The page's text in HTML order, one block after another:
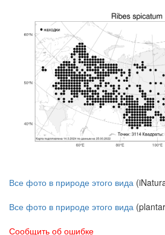
Все фото в природе этого вида
Все фото в природе этого вида
Сообщить об ошибке